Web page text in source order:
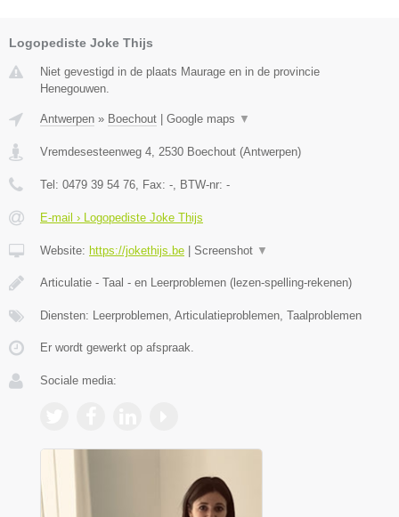
Logopediste Joke Thijs
Niet gevestigd in de plaats Maurage en in de provincie
Henegouwen.
Antwerpen » Boechout | Google maps ▼
Vremdesesteenweg 4 2530 Boechout (Antwerpen)
Tel: 0479 39 54 76 , Fax: - , BTW-nr: -
E-mail › Logopediste Joke Thijs
Website: https://jokethijs.be | Screenshot ▼
Articulatie - Taal - en Leerproblemen (lezen-spelling-rekenen)
Diensten: Leerproblemen, Articulatieproblemen, Taalproblemen
Er wordt gewerkt op afspraak.
Sociale media: